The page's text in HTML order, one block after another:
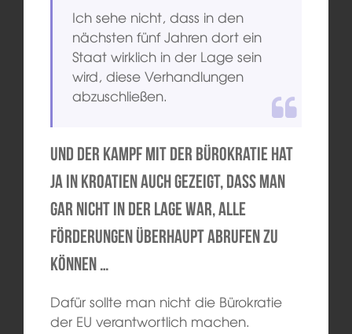
Ich sehe nicht, dass in den
nächsten fünf Jahren dort ein
Staat wirklich in der Lage sein
wird, diese Verhandlungen
abzuschließen.
Und der Kampf mit der Bürokratie hat
ja in Kroatien auch gezeigt, dass man
gar nicht in der Lage war, alle
Förderungen überhaupt abrufen zu
können …
Dafür sollte man nicht die Bürokratie
der EU verantwortlich machen.